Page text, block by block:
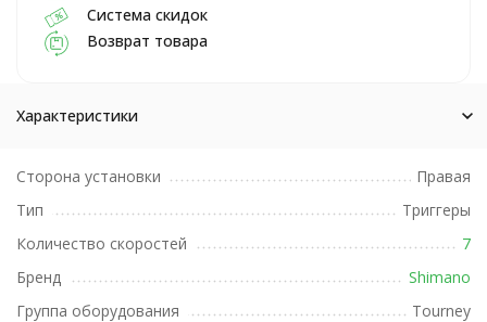
Система скидок
Возврат товара
Характеристики
Сторона установки
Правая
Тип
Триггеры
Количество скоростей
7
Бренд
Shimano
Группа оборудования
Tourney